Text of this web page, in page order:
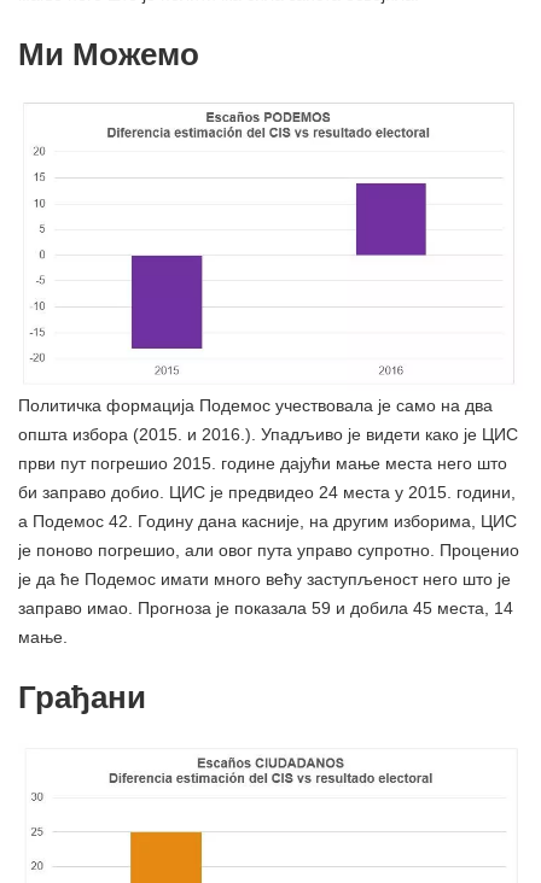
Ми Можемо
Политичка формација Подемос учествовала је само на два
општа избора (2015. и 2016.). Упадљиво је видети како је ЦИС
први пут погрешио 2015. године дајући мање места него што
би заправо добио. ЦИС је предвидео 24 места у 2015. години,
а Подемос 42. Годину дана касније, на другим изборима, ЦИС
је поново погрешио, али овог пута управо супротно. Проценио
је да ће Подемос имати много већу заступљеност него што је
заправо имао. Прогноза је показала 59 и добила 45 места, 14
мање.
Грађани